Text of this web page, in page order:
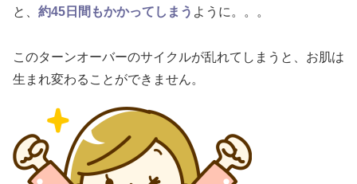
と、 約45日間もかかってしまう ように。。。
このターンオーバーのサイクルが乱れてしまうと、お肌は
生まれ変わることができません。